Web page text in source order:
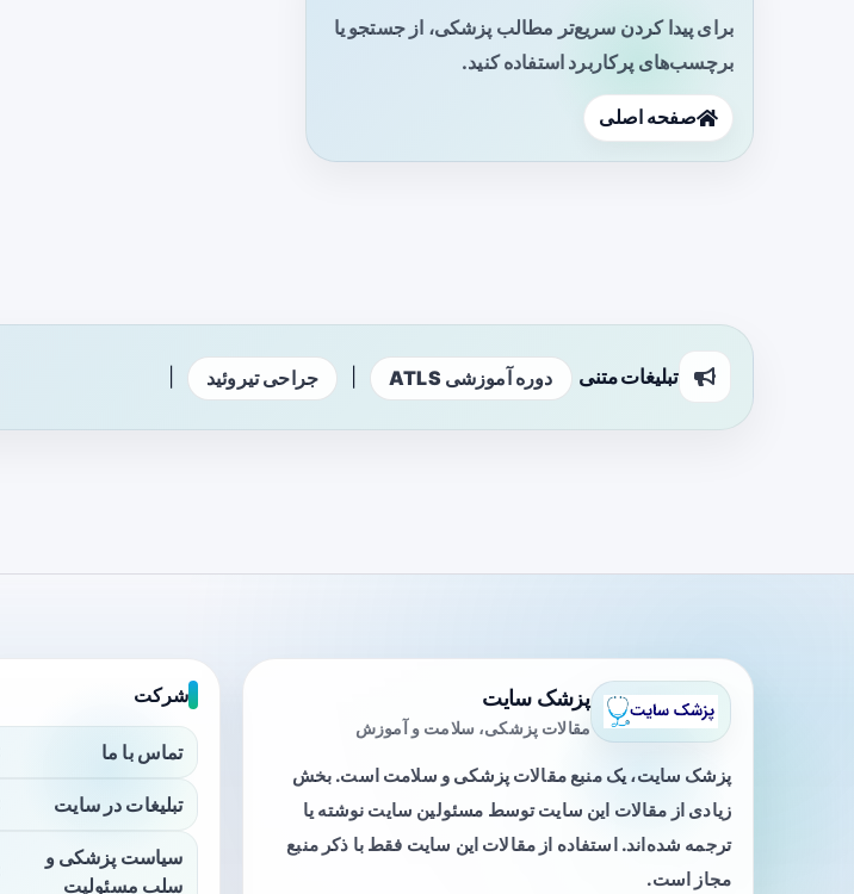
برای پیدا کردن سریع‌تر مطالب پزشکی، از جستجو یا
برچسب‌های پرکاربرد استفاده کنید.
صفحه اصلی
تبلیغات متنی دوره آموزشی ATLS جراحی تیروئید
پزشک سایت
مقالات پزشکی، سلامت و آموزش
پزشک سایت، یک منبع مقالات پزشکی و سلامت است. بخش
زیادی از مقالات این سایت توسط مسئولین سایت نوشته یا
ترجمه شده‌اند. استفاده از مقالات این سایت فقط با ذکر منبع
مجاز است.
شرکت
تماس با ما
تبلیغات در سایت
سیاست پزشکی و
سلب مسئولیت